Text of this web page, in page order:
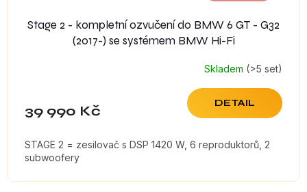
Stage 2 - kompletní ozvučení do BMW 6 GT - G32
(2017-) se systémem BMW Hi-Fi
Skladem (>5 set)
39 990 Kč DETAIL
STAGE 2 = zesilovač s DSP 1420 W, 6 reproduktorů, 2
subwoofery